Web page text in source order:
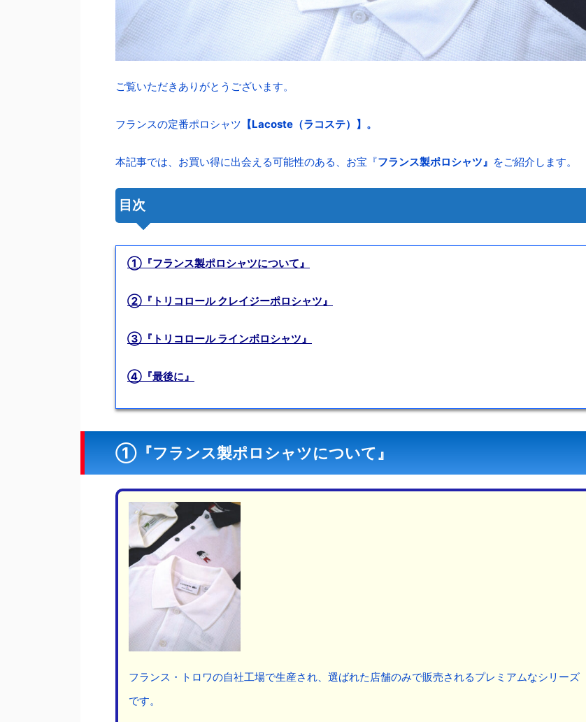
ご覧いただきありがとうございます。
フランスの定番ポロシャツ 【Lacoste（ラコステ）】。
本記事では、お買い得に出会える可能性のある、お宝『フランス製ポロシャツ』 をご紹介します。
目次
①『フランス製ポロシャツについて』
②『トリコロール クレイジーポロシャツ』
③『トリコロール ラインポロシャツ』
④『最後に』
①『フランス製ポロシャツについて』
フランス・トロワの自社工場で生産され、選ばれた店舗のみで販売されるプレミアムなシリーズ
です。